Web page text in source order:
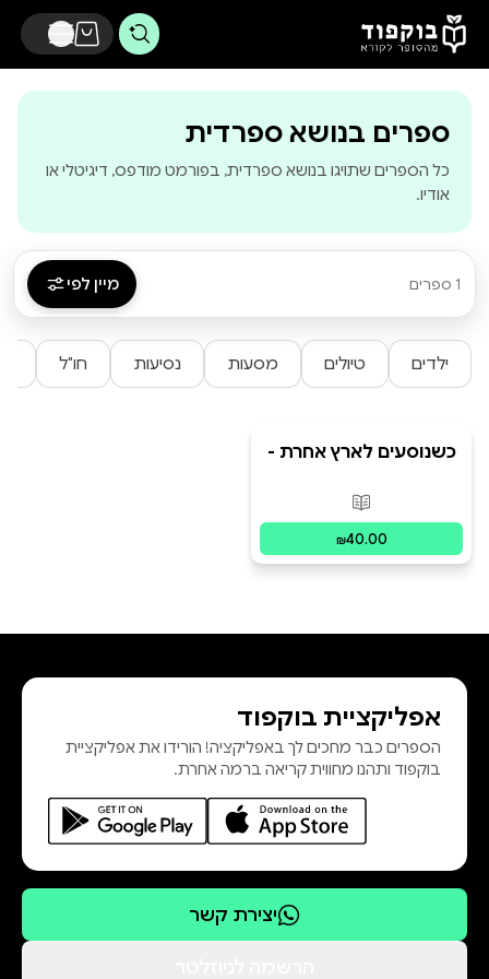
דלג לתוכן הראשי
ספרים בנושא ספרדית
כל הספרים שתויגו בנושא ספרדית, בפורמט מודפס, דיגיטלי או
אודיו.
1 ספרים מיין לפי
ילדים טיולים מסעות נסיעות חו"ל
כשנוסעים לארץ אחרת -
פורמטים זמינים
₪40.00
אפליקציית בוקפוד
הספרים כבר מחכים לך באפליקציה! הורידו את אפליקציית
בוקפוד ותהנו מחווית קריאה ברמה אחרת.
יצירת קשר